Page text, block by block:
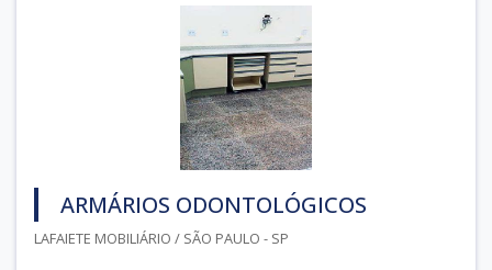
ARMÁRIOS ODONTOLÓGICOS
LAFAIETE MOBILIÁRIO / SÃO PAULO - SP